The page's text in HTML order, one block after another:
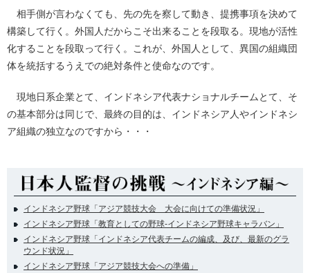
相手側が言わなくても、先の先を察して動き、提携事項を決めて
構築して行く。外国人だからこそ出来ることを段取る。現地が活性
化することを段取って行く。これが、外国人として、異国の組織団
体を統括するうえでの絶対条件と使命なのです。
現地日系企業とて、インドネシア代表ナショナルチームとて、そ
の基本部分は同じで、最終の目的は、インドネシア人やインドネシ
ア組織の独立なのですから・・・
インドネシア野球「アジア競技大会 大会に向けての準備状況」
インドネシア野球「教育としての野球-インドネシア野球キャラバン」
インドネシア野球「インドネシア代表チームの編成、及び、最新のグラ
ウンド状況」
インドネシア野球「アジア競技大会への準備」